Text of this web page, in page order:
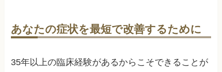
あなたの症状を最短で改善するために
35年以上の臨床経験があるからこそできることが